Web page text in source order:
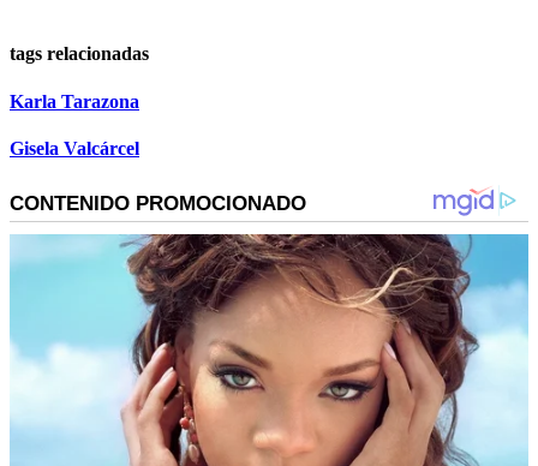
tags relacionadas
Karla Tarazona
Gisela Valcárcel